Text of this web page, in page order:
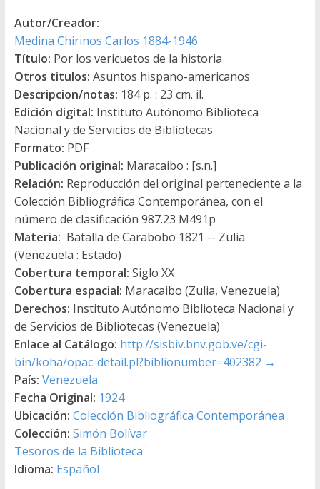
Autor/Creador:
Medina Chirinos Carlos 1884-1946
Título: Por los vericuetos de la historia
Otros titulos: Asuntos hispano-americanos
Descripcion/notas: 184 p. : 23 cm. il.
Edición digital: Instituto Autónomo Biblioteca
Nacional y de Servicios de Bibliotecas
Formato: PDF
Publicación original: Maracaibo : [s.n.]
Relación: Reproducción del original perteneciente a la
Colección Bibliográfica Contemporánea, con el
número de clasificación 987.23 M491p
Materia: Batalla de Carabobo 1821 -- Zulia
(Venezuela : Estado)
Cobertura temporal: Siglo XX
Cobertura espacial: Maracaibo (Zulia, Venezuela)
Derechos: Instituto Autónomo Biblioteca Nacional y
de Servicios de Bibliotecas (Venezuela)
Enlace al Catálogo: http://sisbiv.bnv.gob.ve/cgi-
bin/koha/opac-detail.pl?biblionumber=402382 →
País: Venezuela
Fecha Original: 1924
Ubicación: Colección Bibliográfica Contemporánea
Colección: Simón Bolívar
Tesoros de la Biblioteca
Idioma: Español